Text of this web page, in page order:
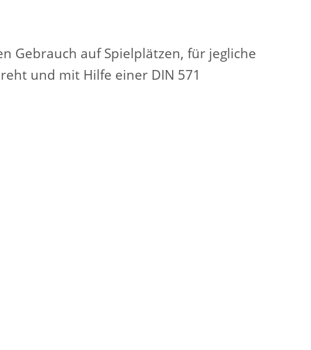
Gebrauch auf Spielplätzen, für jegliche
und mit Hilfe einer DIN 571